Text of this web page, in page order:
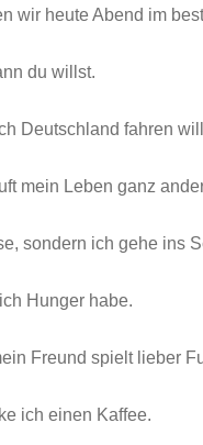
wir heute Abend im
du willst.
Deutschland fahren
mein Leben ganz
sondern ich gehe ins
Hunger habe.
Freund spielt lieber
ich einen Kaffee.